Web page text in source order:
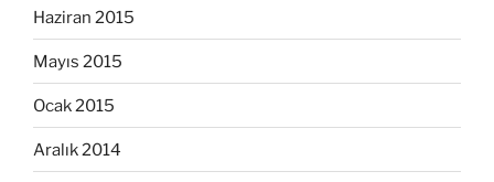
Haziran 2015
Mayıs 2015
Ocak 2015
Aralık 2014